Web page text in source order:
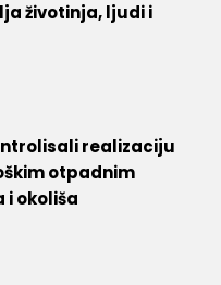
životinja, ljudi i
realizaciju
otpadnim
i okoliša